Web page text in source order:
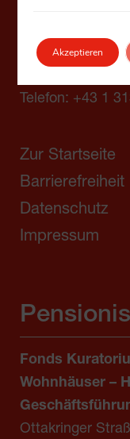
Wohnhäuser –
Telefon: +43 1
Zur Startseite
Barrierefreiheit
Datenschutz
Impressum
Fonds
Wohnhäuser –
Ottakringer
Akzeptieren